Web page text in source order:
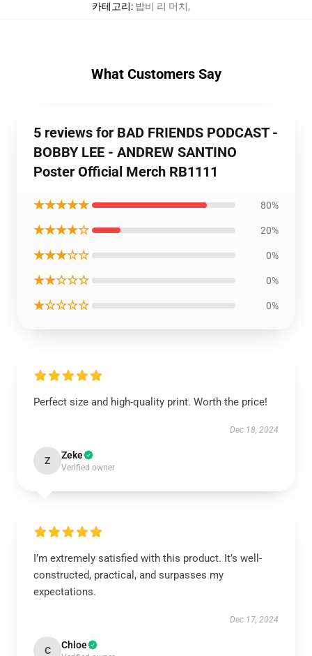
카테고리: 밥비 리 머치,
What Customers Say
5 reviews for BAD FRIENDS PODCAST -
BOBBY LEE - ANDREW SANTINO
Poster Official Merch RB1111
★★★★★ 80%
★★★★☆ 20%
★★★☆☆ 0%
★★☆☆☆ 0%
★☆☆☆☆ 0%
Perfect size and high-quality print. Worth the price!
Dec 18, 2024
Z Zeke
Verified owner
I’m extremely satisfied with this product. It’s well-
constructed, practical, and surpasses my
expectations.
Dec 17, 2024
C Chloe